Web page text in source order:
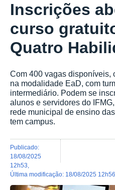
Inscrições
curso
Quatro
Com 400 vagas disponíveis,
na modalidade EaD, com
intermediário. Podem se
alunos e servidores do
rede municipal de ensino
tem campus.
publicado:
18/08/2025
12h53
última modificação: 18/08/2025 12h56